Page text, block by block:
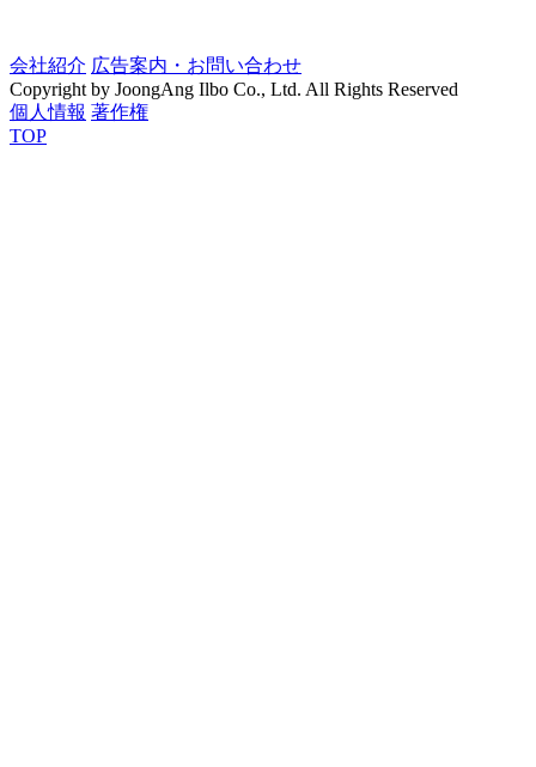
会社紹介 広告案内・お問い合わせ
Copyright by JoongAng Ilbo Co., Ltd. All Rights Reserved
個人情報 著作権
TOP